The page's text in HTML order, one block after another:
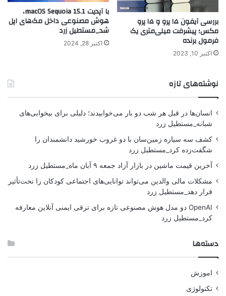
بررسی آیفون ۱۵ پرو و ۱۵ پرو
مکس؛ پیشرفت میلی‌متری یک
فرمول برنده
اکتبر 10, 2023
با آپدیت macOS Sequoia 15.1،
هوش مصنوعی داخل مک‌های اپل
شد_مستطیل زرد
اکتبر 28, 2024
نوشته‌های تازه
انسان‌ها در قبل هر شب دو بار می‌خوابیدند؛ دلیلی برای بیخوابی‌های
شبانه_مستطیل زرد
کشف سه سیاره زمین‌سان با دو غروب خورشید دانشمندان را
شگفت‌زده کرد_مستطیل زرد
آخرین قیمت ماشین در بازار آزاد جمعه ۹ آبان ماه_مستطیل زرد
مشکلات مالی والدین می‌تواند توانایی‌های اجتماعی کودکان را تحت‌تأثیر
قرار دهد_مستطیل زرد
OpenAI دو مدل هوش مصنوعی تازه برای ترقی ایمنی آنلاین معارفه
کرد_مستطیل زرد
دسته‌ها
اموزش
تکنولوژی